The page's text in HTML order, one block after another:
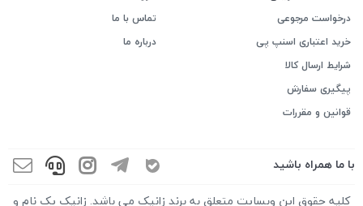
درخواست مرجوعی
خرید اعتباری اسنپ پی
شرایط ارسال کالا
پیگیری سفارش
قوانین و مقررات
تماس با ما
درباره ما
با ما همراه باشید
کلیه حقوق این وبسایت متعلق به برند زانیک می باشد. زانیک یک نام و